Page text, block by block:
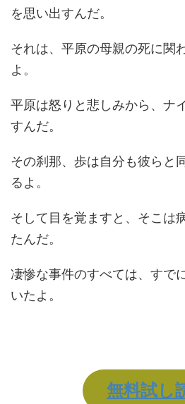
を思い出すんだ。
それは、平原の母親の死に関
よ。
平原は怒りと悲しみから、ナ
すんだ。
その刹那、歩は自分も彼らと
るよ。
そして目を覚ますと、そこは
たんだ。
凄惨な事件のすべては、すで
いたよ。
無料試し